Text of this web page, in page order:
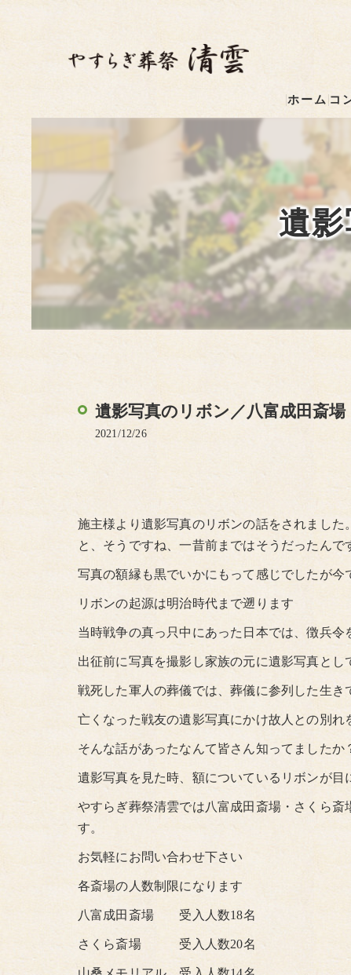
ホーム コ
遺
遺影写真のリボン／八富成田斎場
2021/12/26
施主様より遺影写真のリボンの話をされました
と、そうですね、一昔前まではそうだったんで
写真の額縁も黒でいかにもって感じでしたが
リボンの起源は明治時代まで遡ります
当時戦争の真っ只中にあった日本では、徴兵
出征前に写真を撮影し家族の元に遺影写真とし
戦死した軍人の葬儀では、葬儀に参列した生
亡くなった戦友の遺影写真にかけ故人との別
そんな話があったなんて皆さん知ってましたか
遺影写真を見た時、額についているリボンが
やすらぎ葬祭清雲では八富成田斎場・さくら
す。
お気軽にお問い合わせ下さい
各斎場の人数制限になります
八富成田斎場 受入人数18名
さくら斎場 受入人数20名